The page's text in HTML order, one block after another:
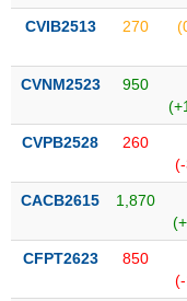
CVIB2513 270
CVNM2523 950
CVPB2528 260
CACB2615 1,870
CFPT2623 850
Tất cả Người nội
Tin
tức
của
giả
(-)